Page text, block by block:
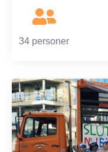
34 personer